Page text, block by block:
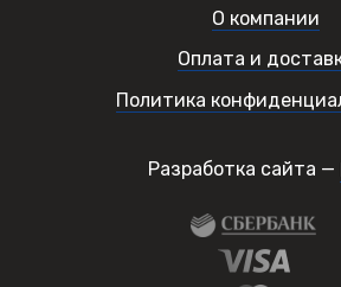
О компании
Оплата и
Политика
Разработка сайта —